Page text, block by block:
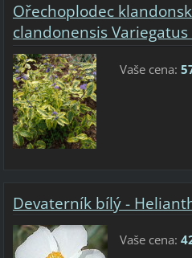
Ořechoplodec
clandonensis Variegatus
Vaše cena:
Devaterník bílý -
Vaše cena: